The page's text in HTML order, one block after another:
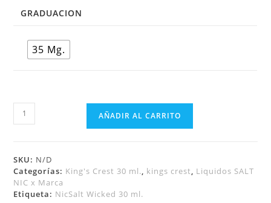
GRADUACION
35 Mg.
AÑADIR AL CARRITO
SKU: N/D
Categorías: King's Crest 30 ml., kings crest, Liquidos SALT
NIC x Marca
Etiqueta: NicSalt Wicked 30 ml.